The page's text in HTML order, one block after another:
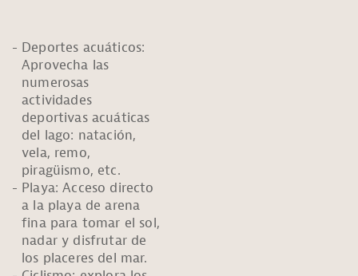
Deportes acuáticos:
Aprovecha las
numerosas
actividades
deportivas acuáticas
del lago: natación,
vela, remo,
piragüismo, etc.
Playa: Acceso directo
a la playa de arena
fina para tomar el sol,
nadar y disfrutar de
los placeres del mar.